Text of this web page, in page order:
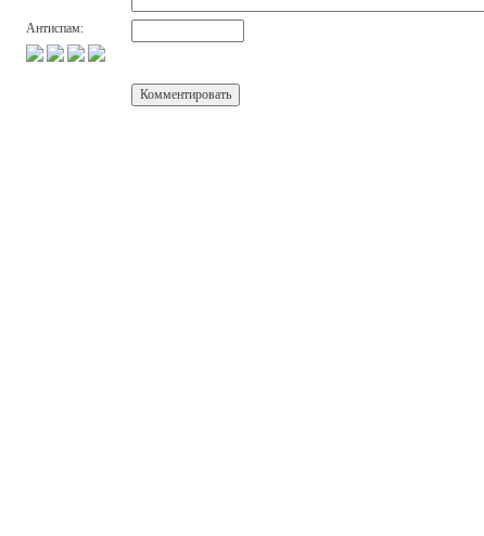
Антиспам: